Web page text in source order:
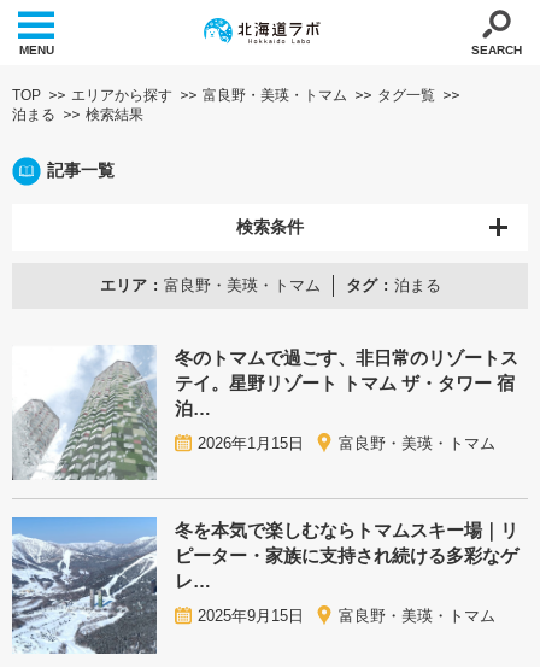
MENU SEARCH
TOP エリアから探す 富良野・美瑛・トマム
タグ一覧
泊まる
検索結果
記事一覧
検索条件
エリア 富良野・美瑛・トマム タグ 泊まる
冬のトマムで過ごす、非日常のリゾートス
テイ。星野リゾート トマム ザ・タワー 宿
泊…
2026年1月15日 富良野・美瑛・トマム
冬を本気で楽しむならトマムスキー場｜リ
ピーター・家族に支持され続ける多彩なゲ
レ…
2025年9月15日 富良野・美瑛・トマム